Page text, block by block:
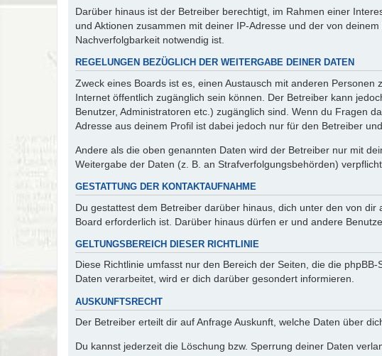
Darüber hinaus ist der Betreiber berechtigt, im Rahmen einer
und Aktionen zusammen mit deiner IP-Adresse und der von
Nachverfolgbarkeit notwendig ist.
REGELUNGEN BEZÜGLICH DER WEITERGABE DEINER DATEN
Zweck eines Boards ist es, einen Austausch mit anderen
Internet öffentlich zugänglich sein können. Der Betreiber kann
Benutzer, Administratoren etc.) zugänglich sind. Wenn du Fragen
Adresse aus deinem Profil ist dabei jedoch nur für den Betreiber
Andere als die oben genannten Daten wird der Betreiber nur mit
Weitergabe der Daten (z. B. an Strafverfolgungsbehörden)
GESTATTUNG DER KONTAKTAUFNAHME
Du gestattest dem Betreiber darüber hinaus, dich unter den von
Board erforderlich ist. Darüber hinaus dürfen er und andere
GELTUNGSBEREICH DIESER RICHTLINIE
Diese Richtlinie umfasst nur den Bereich der Seiten, die die
Daten verarbeitet, wird er dich darüber gesondert informieren.
AUSKUNFTSRECHT
Der Betreiber erteilt dir auf Anfrage Auskunft, welche Daten über
Du kannst jederzeit die Löschung bzw. Sperrung deiner Daten